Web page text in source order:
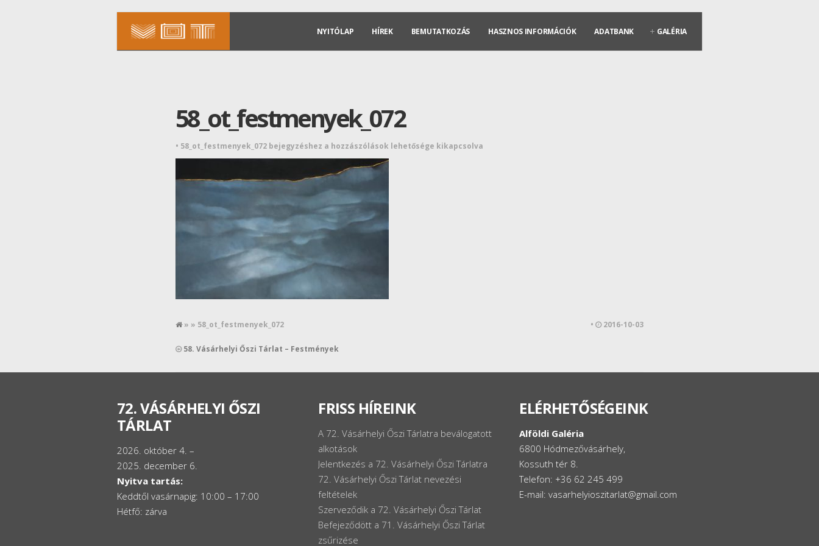
NYITÓLAP HÍREK BEMUTATKOZÁS HASZNOS INFORMÁCIÓK ADATBANK GALÉRIA
58_ot_festmenyek_072
• 58_ot_festmenyek_072 bejegyzéshez a hozzászólások lehetősége kikapcsolva
» » 58_ot_festmenyek_072 • 2016-10-03
58. Vásárhelyi Őszi Tárlat – Festmények
72. VÁSÁRHELYI ŐSZI
TÁRLAT
2026. október 4. –
2025. december 6.
Nyitva tartás:
Keddtől vasárnapig: 10:00 – 17:00
Hétfő: zárva
FRISS HÍREINK
A 72. Vásárhelyi Őszi Tárlatra beválogatott
alkotások
Jelentkezés a 72. Vásárhelyi Őszi Tárlatra
72. Vásárhelyi Őszi Tárlat nevezési
feltételek
Szerveződik a 72. Vásárhelyi Őszi Tárlat
Befejeződött a 71. Vásárhelyi Őszi Tárlat
zsűrizése
ELÉRHETŐSÉGEINK
Alföldi Galéria
6800 Hódmezővásárhely,
Kossuth tér 8.
Telefon: +36 62 245 499
E-mail: vasarhelyioszitarlat@gmail.com